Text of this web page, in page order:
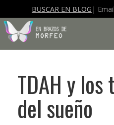
BUSCAR EN BLOG |
TDAH y
del sueño